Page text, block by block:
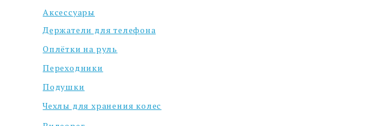
Аксессуары
Держатели для телефона
Оплётки на руль
Переходники
Подушки
Чехлы для хранения колес